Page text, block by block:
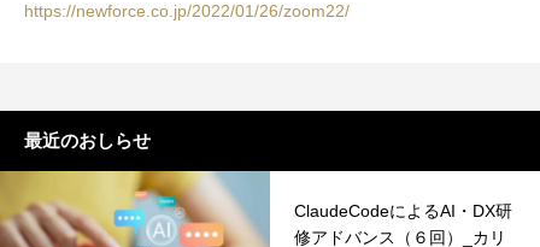
https://newforce.co.jp/2022/01/26/zoom22/
最近のおしらせ
ClaudeCodeによるAI・DX研
修アドバンス（６回）_カリ